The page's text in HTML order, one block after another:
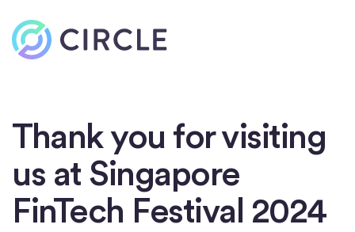
Thank you for visiting
us at Singapore
FinTech Festival 2024